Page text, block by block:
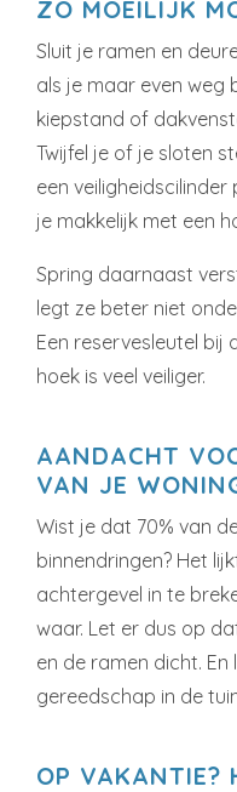
ZO MOEILIJK
Sluit je ramen en
als je maar even weg
kiepstand of
Twijfel je of je sloten
een
je makkelijk met een
Spring daarnaast
legt ze beter niet
Een reservesleutel bij
hoek is veel veiliger.
AANDACHT
VAN JE
Wist je dat 70% van
binnendringen? Het
achtergevel in te
waar. Let er dus op
en de ramen dicht.
gereedschap in de
OP VAKANTIE?